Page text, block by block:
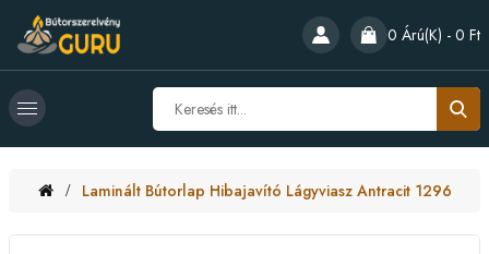
0 Árú(k) - 0 Ft
Laminált Bútorlap Hibajavító Lágyviasz Antracit 1296